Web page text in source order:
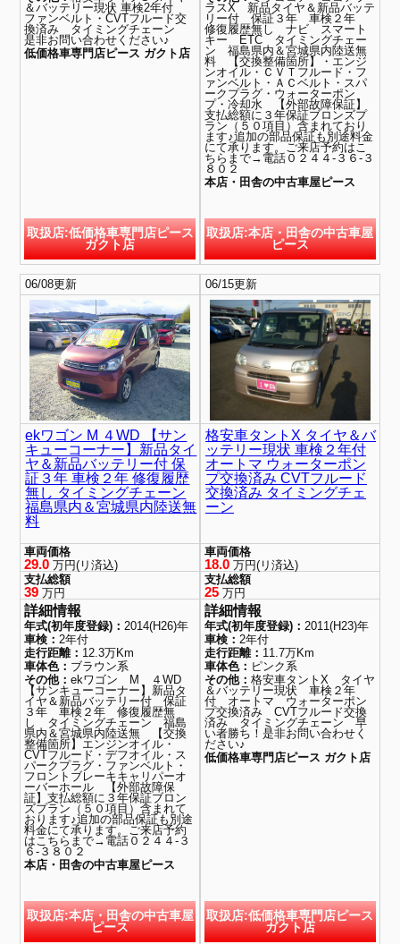
＆バッテリー現状 車検2年付
ファンベルト・CVTフルード交
換済み タイミングチェーン
是非お問い合わせください♪
低価格車専門店ピース ガクト店
取扱店:低価格車専門店ピース
ガクト店
ラスX 新品タイヤ＆新品バッテ
リー付 保証３年 車検２年
修復履歴無し ナビ スマート
キー ETC タイミングチェー
ン 福島県内＆宮城県内陸送無
料 【交換整備箇所】・エンジ
ンオイル・ＣＶＴフルード・フ
ァンベルト・ＡＣベルト・スパ
ークプラグ・ウォーターポン
プ・冷却水 【外部故障保証】
支払総額に３年保証ブロンズプ
ラン（５０項目）含まれており
ます♪追加の部品保証も別途料金
にて承ります。ご来店予約はこ
ちらまで→電話０２４４-３６-３
８０２
本店・田舎の中古車屋ピース
取扱店:本店・田舎の中古車屋
ピース
06/08更新
ekワゴン M ４WD 【サン
キューコーナー】新品タイ
ヤ＆新品バッテリー付 保
証３年 車検２年 修復履歴
無し タイミングチェーン
福島県内＆宮城県内陸送無
料
車両価格
29.0 万円(リ済込)
支払総額
39 万円
詳細情報
年式(初年度登録)： 2014(H26)年
車検： 2年付
走行距離： 12.3万Km
車体色： ブラウン系
その他：ekワゴン M ４WD
【サンキューコーナー】新品タ
イヤ＆新品バッテリー付 保証
３年 車検２年 修復履歴無
し タイミングチェーン 福島
県内＆宮城県内陸送無 【交換
整備箇所】エンジンオイル・
CVTフルード・デフオイル・ス
パークプラグ・ファンベルト・
フロントブレーキキャリパーオ
ーバーホール 【外部故障保
証】支払総額に３年保証ブロン
ズプラン（５０項目）含まれて
おります♪追加の部品保証も別途
料金にて承ります。ご来店予約
はこちらまで→電話０２４４-３
６-３８０２
本店・田舎の中古車屋ピース
取扱店:本店・田舎の中古車屋
ピース
06/15更新
格安車タントX タイヤ＆バ
ッテリー現状 車検２年付
オートマ ウォーターポン
プ交換済み CVTフルード
交換済み タイミングチェ
ーン
車両価格
18.0万円(リ済込)
支払総額
25万円
詳細情報
年式(初年度登録)： 2011(H23)年
車検： 2年付
走行距離： 11.7万Km
車体色： ピンク系
その他： 格安車タントX タイヤ
＆バッテリー現状 車検２年
付 オートマ ウォーターポン
プ交換済み CVTフルード交換
済み タイミングチェーン 早
い者勝ち！是非お問い合わせく
ださい♪
低価格車専門店ピース ガクト店
取扱店:低価格車専門店ピース
ガクト店